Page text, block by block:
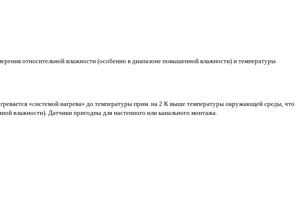
относительной влажности (особенно в диапазоне повышенной влажности) и температуры
«системой нагрева» до температуры прим. на 2 К выше температуры окружающей среды, что
влажности). Датчики пригодны для настенного или канального монтажа.